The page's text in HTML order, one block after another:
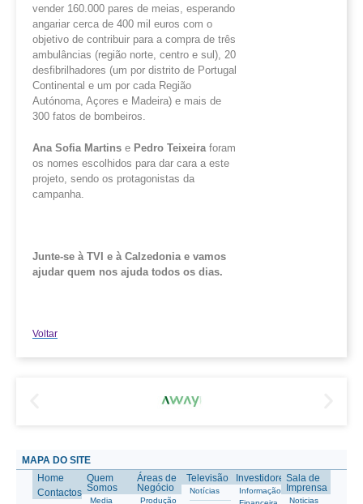
vender 160.000 pares de meias, esperando
angariar cerca de 400 mil euros com o
objetivo de contribuir para a compra de três
ambulâncias (região norte, centro e sul), 20
desfibrilhadores (um por distrito de Portugal
Continental e um por cada Região
Autónoma, Açores e Madeira) e mais de
300 fatos de bombeiros.
Ana Sofia Martins e Pedro Teixeira foram
os nomes escolhidos para dar cara a este
projeto, sendo os protagonistas da
campanha.
Junte-se à TVI e à Calzedonia e vamos
ajudar quem nos ajuda todos os dias.
Voltar
MAPA DO SITE
Home
Contactos
Quem
Somos
Media
Áreas de
Negócio
Produção
Televisão
Notícias
Investidores
Informação
Sala de
Imprensa
Noticias